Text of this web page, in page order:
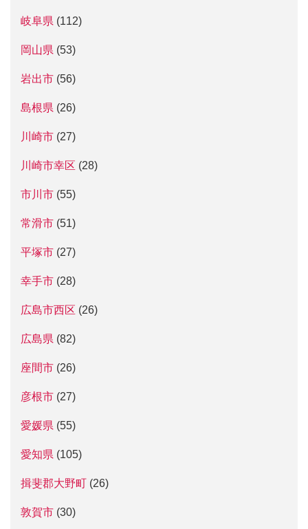
岐阜県 (112)
岡山県 (53)
岩出市 (56)
島根県 (26)
川崎市 (27)
川崎市幸区 (28)
市川市 (55)
常滑市 (51)
平塚市 (27)
幸手市 (28)
広島市西区 (26)
広島県 (82)
座間市 (26)
彦根市 (27)
愛媛県 (55)
愛知県 (105)
揖斐郡大野町 (26)
敦賀市 (30)